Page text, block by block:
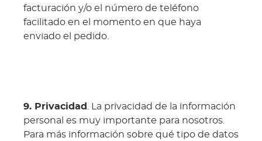
facturación y/o el número de teléfono
facilitado en el momento en que haya
enviado el pedido.
9. Privacidad
. La privacidad de la información
personal es muy importante para nosotros.
Para más información sobre qué tipo de datos